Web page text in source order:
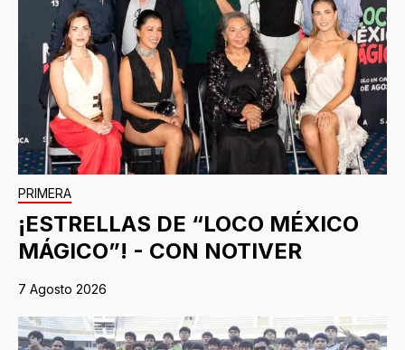
PRIMERA
¡ESTRELLAS DE “LOCO MÉXICO
MÁGICO”! - CON NOTIVER
7 Agosto 2026